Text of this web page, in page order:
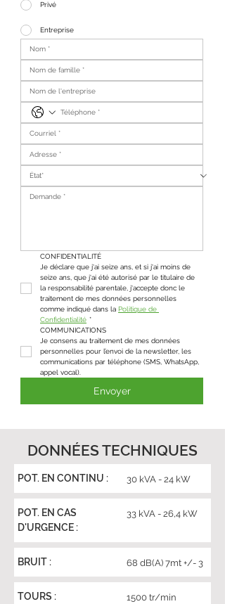
Privé
Entreprise
CONFIDENTIALITÉ
Je déclare que j'ai seize ans, et si j'ai moins de
seize ans, que j'ai été autorisé par le titulaire de
la responsabilité parentale, j'accepte donc le
traitement de mes données personnelles
comme indiqué dans la Politique de
Confidentialité *
COMMUNICATIONS
Je consens au traitement de mes données
personnelles pour l’envoi de la newsletter, les
communications par téléphone (SMS, WhatsApp,
appel vocal).
Envoyer
DONNÉES TECHNIQUES
POT. EN CONTINU : 30 kVA - 24 kW
POT. EN CAS
D'URGENCE :
33 kVA - 26,4 kW
BRUIT : 68 dB(A) 7mt +/- 3
TOURS : 1500 tr/min